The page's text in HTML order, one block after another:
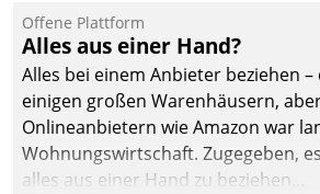
Einsparungen durch optimierte
Prozesse. Doch man darf nicht zu
mit der Einführung einer neuen
getan. Die Digitalisierung erfordert
die Bereitschaft, sich zu
und zu verändern.
Offene Plattform
Alles aus einer Hand?
Alles bei einem Anbieter beziehen –
einigen großen Warenhäusern,
Onlineanbietern wie Amazon war
Wohnungswirtschaft. Zugegeben,
alles aus einer Hand zu beziehen...